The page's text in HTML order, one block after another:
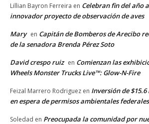
Lillian Bayron Ferreira en Celebran fin del año
innovador proyecto de observación de aves
Mary en Capitán de Bomberos de Arecibo
de la senadora Brenda Pérez Soto
David crespo ruiz en Comienzan las
Wheels Monster Trucks Live™: Glow-N-Fire
Feizal Marrero Rodriguez en Inversión de
en espera de permisos ambientales federales
Soledad en Preocupada la comunidad por